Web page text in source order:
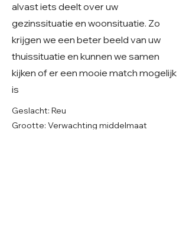
alvast iets deelt over uw
gezinssituatie en woonsituatie. Zo
krijgen we een beter beeld van uw
thuissituatie en kunnen we samen
kijken of er een mooie match mogelijk
is
Geslacht: Reu
Grootte: Verwachting middelmaat